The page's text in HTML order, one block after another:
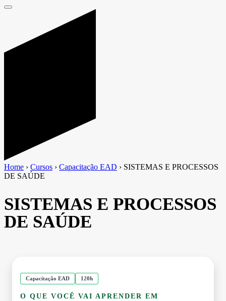
Home › Cursos › Capacitação EAD › SISTEMAS E PROCESSOS
DE SAÚDE
SISTEMAS E PROCESSOS
DE SAÚDE
Capacitação EAD 120h
O QUE VOCÊ VAI APRENDER EM